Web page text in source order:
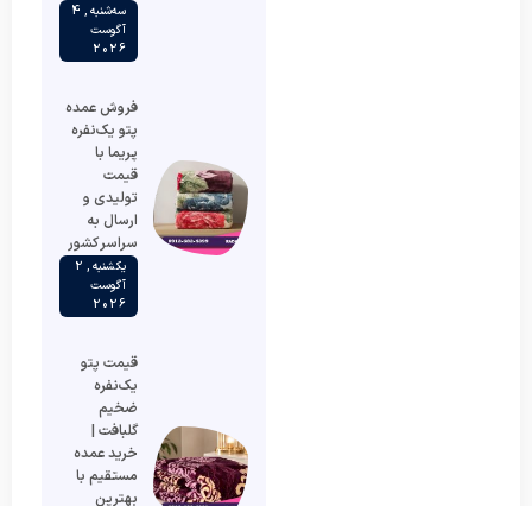
سه‌شنبه , 4
آگوست
2026
فروش عمده
پتو یک‌نفره
پریما با
قیمت
تولیدی و
ارسال به
سراسر کشور
یکشنبه , 2
آگوست
2026
قیمت پتو
یک‌نفره
ضخیم
گلبافت |
خرید عمده
مستقیم با
بهترین